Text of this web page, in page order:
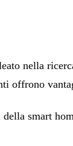
nella
offrono
smart